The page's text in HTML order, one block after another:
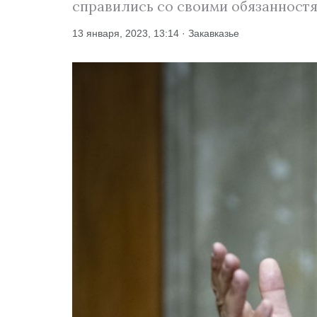
справились со своими
13 января, 2023, 13:14 · Закавказье